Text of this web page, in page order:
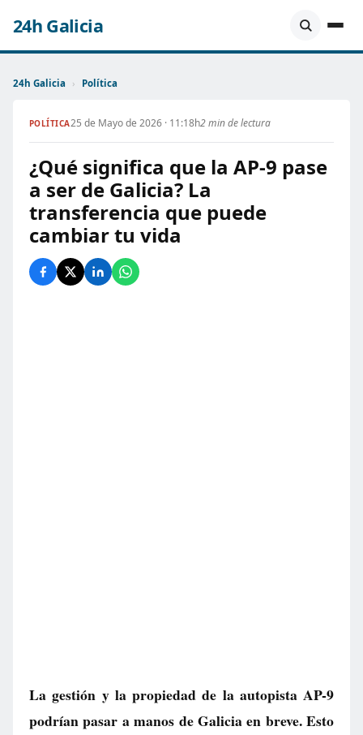
24h Galicia
24h Galicia › Política
POLÍTICA25 de Mayo de 2026 · 11:18h2 min de lectura
¿Qué significa que la AP-9 pase
a ser de Galicia? La
transferencia que puede
cambiar tu vida
La gestión y la propiedad de la autopista AP-9
podrían pasar a manos de Galicia en breve. Esto